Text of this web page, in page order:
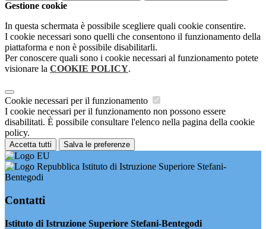
Gestione cookie
In questa schermata è possibile scegliere quali cookie consentire.
I cookie necessari sono quelli che consentono il funzionamento della
piattaforma e non è possibile disabilitarli.
Per conoscere quali sono i cookie necessari al funzionamento potete
visionare la COOKIE POLICY.
Cookie necessari per il funzionamento
I cookie necessari per il funzionamento non possono essere
disabilitati. È possibile consultare l'elenco nella pagina della cookie
policy.
Accetta tutti Salva le preferenze
Istituto di Istruzione Superiore Stefani-
Bentegodi
Contatti
Istituto di Istruzione Superiore Stefani-Bentegodi